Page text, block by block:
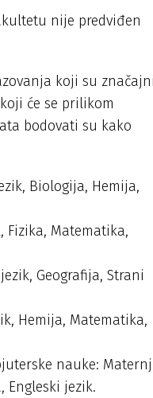
nije predviđen
koji su
će se prilikom
bodovati su kako
Biologija, Hemija,
Fizika, Matematika,
Geografija, Strani
Hemija, Matematika,
nauke:
Engleski jezik.